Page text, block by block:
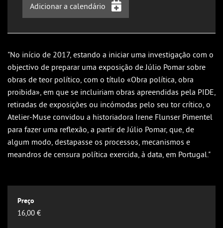
Adicionar a calendário
Outlook
Outlook Online
Yahoo! Calendar
"No início de 2017, estando a iniciar uma investigação com o
objectivo de preparar uma exposição de Júlio Pomar sobre
obras de teor político, com o título «Obra política, obra
proibida», em que se incluiriam obras apreendidas pela PIDE,
retiradas de exposições ou incómodas pelo seu tor crítico, o
Atelier-Muse convidou a historiadora Irene Flunser Pimentel
para fazer uma reflexão, a partir de Júlio Pomar, que, de
algum modo, destapasse os processos, mecanismos e
meandros de censura política exercida, à data, em Portugal."
16,00 €